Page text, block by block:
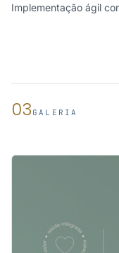
Implementação ágil
03 GALERIA